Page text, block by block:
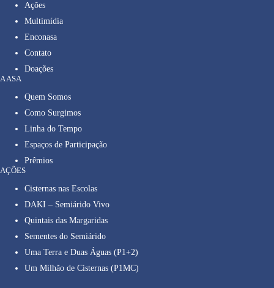
Ações
Multimídia
Enconasa
Contato
Doações
A ASA
Quem Somos
Como Surgimos
Linha do Tempo
Espaços de Participação
Prêmios
AÇÕES
Cisternas nas Escolas
DAKI – Semiárido Vivo
Quintais das Margaridas
Sementes do Semiárido
Uma Terra e Duas Águas (P1+2)
Um Milhão de Cisternas (P1MC)